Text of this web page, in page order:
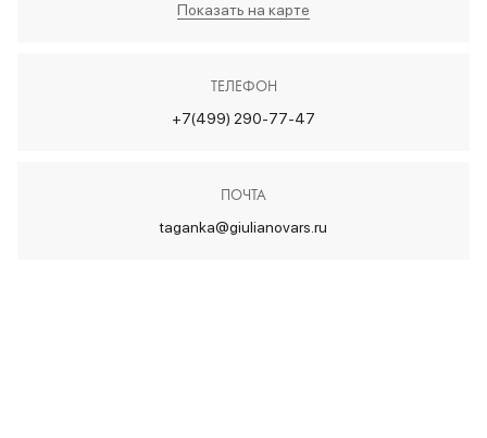
Показать на карте
ТЕЛЕФОН
+7(499) 290-77-47
ПОЧТА
taganka@giulianovars.ru